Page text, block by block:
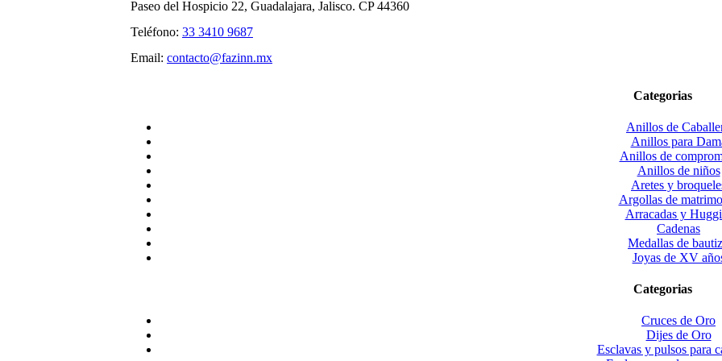
Paseo del Hospicio 22, Guadalajara, Jalisco. CP 44360
Teléfono: 33 3410 9687
Email: contacto@fazinn.mx
Categorias
Anillos de
Anillos para
Anillos de
Anillos de niños
Aretes y
Argollas de
Arracadas y
Cadenas
Medallas de
Joyas de XV
Categorias
Cruces de Oro
Dijes de Oro
Esclavas y pulsos para